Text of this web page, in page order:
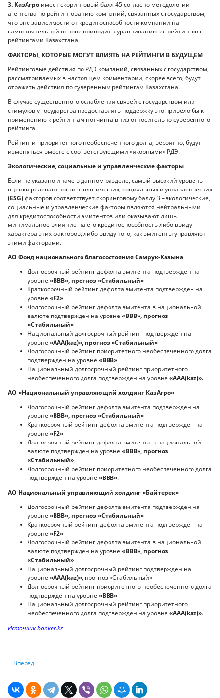
3. КазАгро имеет скоринговый балл 45 согласно методологии
агентства по рейтингованию компаний, связанных с государством,
что вне зависимости от кредитоспособности компании на
самостоятельной основе приводит к уравниванию ее рейтингов с
рейтингами Казахстана.
ФАКТОРЫ, КОТОРЫЕ МОГУТ ВЛИЯТЬ НА РЕЙТИНГИ В БУДУЩЕМ
Рейтинговые действия по РДЭ компаний, связанных с государством,
рассматриваемых в настоящем комментарии, скорее всего, будут
отражать действия по суверенным рейтингам Казахстана.
В случае существенного ослабления связей с государством или
стимулов у государства предоставлять поддержку это привело бы к
применению к рейтингам нотчинга вниз относительно суверенного
рейтинга.
Рейтинги приоритетного необеспеченного долга, вероятно, будут
изменяться вместе с соответствующими «якорными» РДЭ.
Экологические, социальные и управленческие факторы
Если не указано иначе в данном разделе, самый высокий уровень
оценки релевантности экологических, социальных и управленческих
(ESG)факторов соответствует скоринговому баллу 3 – экологические,
социальные и управленческие факторы являются нейтральными
для кредитоспособности эмитентов или оказывают лишь
минимальное влияние на его кредитоспособность либо ввиду
характера этих факторов, либо ввиду того, как эмитенты управляют
этими факторами.
АО Фонд национального благосостояния Самрук-Казына
Долгосрочный рейтинг дефолта эмитента подтвержден на
уровне «BBB», прогноз «Стабильный»
Краткосрочный рейтинг дефолта эмитента подтвержден на
уровне «F2»
Долгосрочный рейтинг дефолта эмитента в национальной
валюте подтвержден на уровне «BBB», прогноз
«Стабильный»
Национальный долгосрочный рейтинг подтвержден на
уровне «AAA(kaz)», прогноз «Стабильный»
Долгосрочный рейтинг приоритетного необеспеченного долга
подтвержден на уровне «BВВ»
Национальный долгосрочный рейтинг приоритетного
необеспеченного долга подтвержден на уровне «AAA(kaz)».
АО «Национальный управляющий холдинг КазАгро»
Долгосрочный рейтинг дефолта эмитента подтвержден на
уровне «BBB», прогноз «Стабильный»
Краткосрочный рейтинг дефолта эмитента подтвержден на
уровне «F2»
Долгосрочный рейтинг дефолта эмитента в национальной
валюте подтвержден на уровне «BBB», прогноз
«Стабильный»
Долгосрочный рейтинг приоритетного необеспеченного долга
подтвержден на уровне «BВВ».
АО Национальный управляющий холдинг «Байтерек»
Долгосрочный рейтинг дефолта эмитента подтвержден на
уровне «BBB», прогноз «Стабильный»
Краткосрочный рейтинг дефолта эмитента подтвержден на
уровне «F2»
Долгосрочный рейтинг дефолта эмитента в национальной
валюте подтвержден на уровне «BBB», прогноз
«Стабильный»
Национальный долгосрочный рейтинг подтвержден на
уровне «AAA(kaz)», прогноз «Стабильный»
Долгосрочный рейтинг приоритетного необеспеченного долга
подтвержден на уровне «BВВ»
Национальный долгосрочный рейтинг приоритетного
необеспеченного долга подтвержден на уровне «AAA(kaz)».
Источник banker.kz
Следующий: Как новый мировой кризис отразится на Казахстане
Вперед